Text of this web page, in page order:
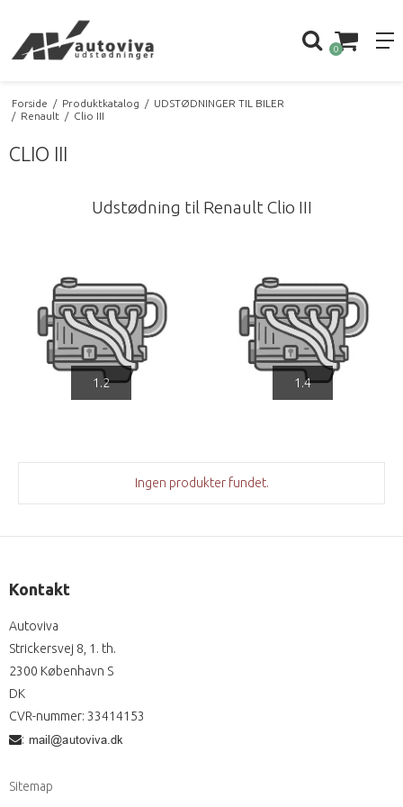
0
Forside / Produktkatalog / UDSTØDNINGER TIL BILER
/ Renault / Clio III
CLIO III
Udstødning til Renault Clio III
1.2 1.4
Ingen produkter fundet.
Kontakt
Autoviva
Strickersvej 8, 1. th.
2300 København S
DK
CVR-nummer: 33414153
:
Sitemap